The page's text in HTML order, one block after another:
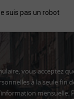
vous acceptez
à la seule fin
mensuelle.